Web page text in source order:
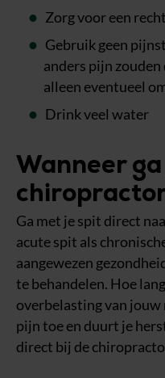
Zorg voor een
Gebruik geen
anders pijn
alleen eventueel
Drink veel water
Wanneer
Ga met je spit direct
acute spit als
aangewezen
te behandelen. Hoe
overbelasting van
pijn toe en duurt je
direct bij de